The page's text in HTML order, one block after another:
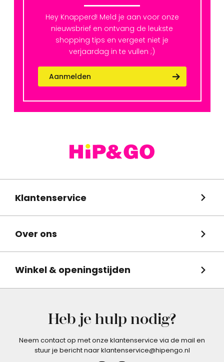
Hey Knapperd! Meld je aan voor onze
nieuwsbrief en ontvang de leukste
shopping tips en vergeet niet je
verjaardag in te vullen ;)
Aanmelden
Klantenservice
Over ons
Winkel & openingstijden
Heb je hulp nodig?
Neem contact op met onze klantenservice via de mail en
stuur je bericht naar klantenservice@hipengo.nl